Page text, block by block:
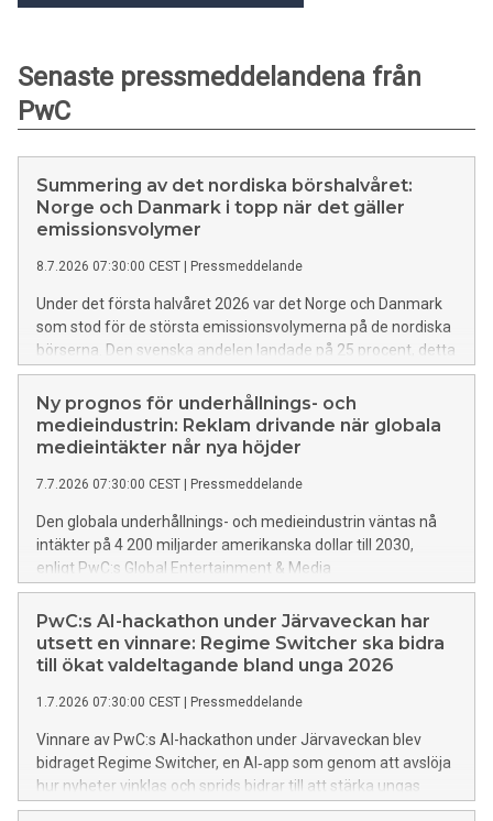
Senaste pressmeddelandena från
PwC
Summering av det nordiska börshalvåret:
Norge och Danmark i topp när det gäller
emissionsvolymer
8.7.2026 07:30:00 CEST | Pressmeddelande
Under det första halvåret 2026 var det Norge och Danmark
som stod för de största emissionsvolymerna på de nordiska
börserna. Den svenska andelen landade på 25 procent, detta
trots att 10 av 24 introduktioner ägde rum i Sverige. Det här
visar Nordic IPO Watch, som är en halvårsvis återkommande
rapport gemensamt framtagen av PwC:s nordiska länder.
Ny prognos för underhållnings- och
medieindustrin: Reklam drivande när globala
medieintäkter når nya höjder
7.7.2026 07:30:00 CEST | Pressmeddelande
Den globala underhållnings- och medieindustrin väntas nå
intäkter på 4 200 miljarder amerikanska dollar till 2030,
enligt PwC:s Global Entertainment & Media
Outlook. Ökningen motsvarar en årlig tillväxt på 3,4 procent,
och drivs bland annat av reklam och en stark efterfrågan
på liveunderhållning. Rapporten visar även
på en tydlig ökning inom onlinebetting.
PwC:s AI-hackathon under Järvaveckan har
utsett en vinnare: Regime Switcher ska bidra
till ökat valdeltagande bland unga 2026
1.7.2026 07:30:00 CEST | Pressmeddelande
Vinnare av PwC:s AI-hackathon under Järvaveckan blev
bidraget Regime Switcher, en AI‑app som genom att avslöja
hur nyheter vinklas och sprids bidrar till att stärka ungas
förståelse för informationspåverkan och därmed en mer